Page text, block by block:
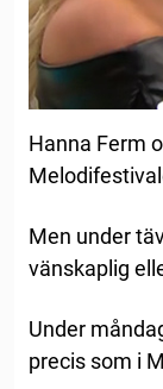
Hanna Ferm
Men under
vänskaplig
Under
precis som i